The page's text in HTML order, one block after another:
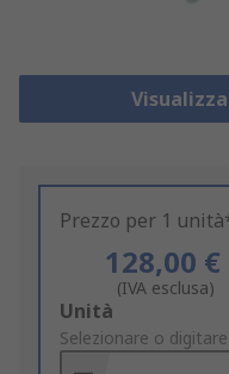
Prezzo per 1
128,00 €
(IVA esclusa)
Add
to
Basket
Unità
Selezionare o